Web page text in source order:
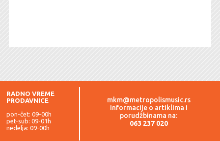
RADNO VREME
PRODAVNICE
pon-čet: 09-00h
pet-sub: 09-01h
nedelja: 09-00h
mkm@metropolismusic.rs
informacije o artiklima i
porudžbinama na:
063 237 020